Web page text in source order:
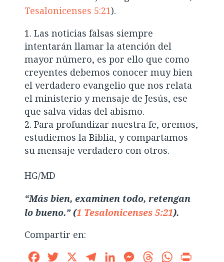
Tesalonicenses 5:21).
Las noticias falsas siempre
intentarán llamar la atención del
mayor número, es por ello que como
creyentes debemos conocer muy bien
el verdadero evangelio que nos relata
el ministerio y mensaje de Jesús, ese
que salva vidas del abismo.
Para profundizar nuestra fe, oremos,
estudiemos la Biblia, y compartamos
su mensaje verdadero con otros.
HG/MD
“Más bien, examinen todo, retengan
lo bueno.” (1 Tesalonicenses 5:21).
Compartir en:
FacebookTwitter TelegramLinkedInMessengerThreadsWhatsApp